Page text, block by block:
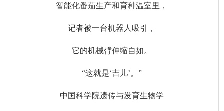
智能化番茄生产和育种温室里，
记者被一台机器人吸引，
它的机械臂伸缩自如。
“这就是‘吉儿’。”
中国科学院遗传与发育生物学